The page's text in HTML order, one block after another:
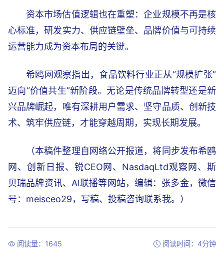
资本市场估值逻辑也在重塑：企业规模不再是核
心标准，研发实力、供应链壁垒、品牌价值与可持续
运营能力成为资本布局的关键。
希鸥网观察指出，食品饮料行业正从“规模扩张”
迈向“价值共生”新阶段。无论是传统品牌转型还是新
兴品牌崛起，唯有深耕用户需求、坚守品质、创新技
术、筑牢供应链，才能穿越周期，实现长期发展。
（本稿件整理自网络公开报道，将同步发布希鸥
网、创新日报、锐CEO网、NasdaqLtd观察网、斯
贝瑞品牌资讯、AI联播等网站，编辑：张多金，微信
号：meisceo29，写稿、投稿咨询联系我。）
阅读量：1645 阅读时间：4分钟